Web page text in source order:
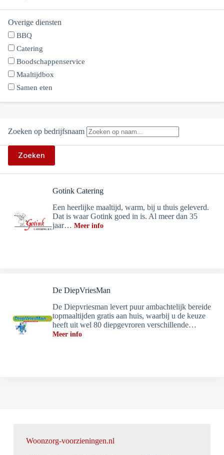
Overige diensten
BBQ
Catering
Boodschappenservice
Maaltijdbox
Samen eten
Zoeken op bedrijfsnaam
Zoeken
Gotink Catering
Een heerlijke maaltijd, warm, bij u thuis geleverd.
Dat is waar Gotink goed in is. Al meer dan 35
jaar… Meer info
De DiepVriesMan
De Diepvriesman levert puur ambachtelijk bereide
topmaaltijden gratis aan huis, waarbij u de keuze
heeft uit wel 80 diepgevroren verschillende…
Meer info
Woonzorg-voorzieningen.nl